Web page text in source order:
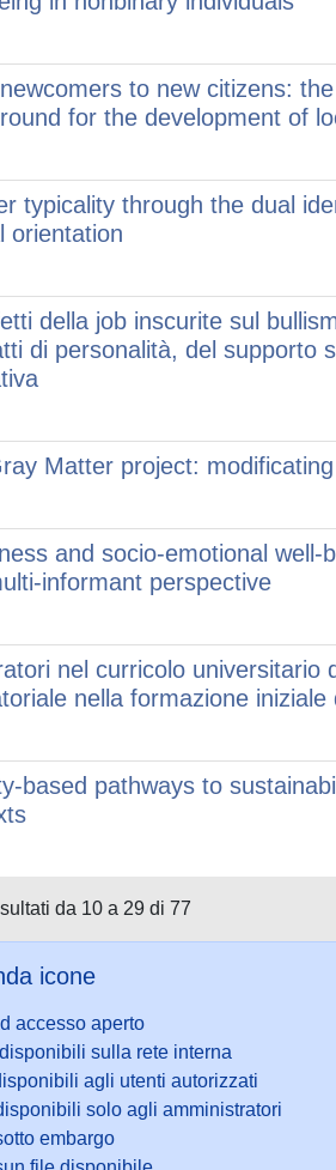
to new citizens:
for the development of
typicality through the dual
orientation
della job inscurite sul
di personalità, del supporto
Matter project:
and socio-emotional
informant perspective
nel curricolo universitario
nella formazione
based pathways to
da 10 a 29 di 77
icone
accesso aperto
sulla rete interna
agli utenti autorizzati
solo agli amministratori
embargo